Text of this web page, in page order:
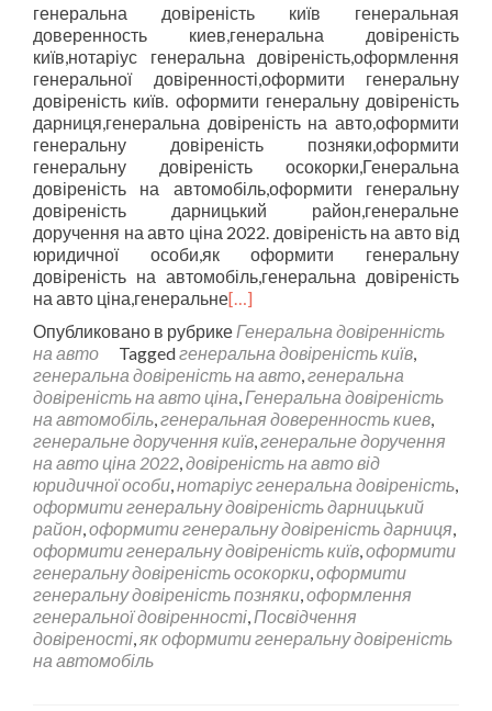
генеральна довіреність київ генеральная
доверенность киев,генеральна довіреність
київ,нотаріус генеральна довіреність,оформлення
генеральної довіренності,оформити генеральну
довіреність київ. оформити генеральну довіреність
дарниця,генеральна довіреність на авто,оформити
генеральну довіреність позняки,оформити
генеральну довіреність осокорки,Генеральна
довіреність на автомобіль,оформити генеральну
довіреність дарницький район,генеральне
доручення на авто ціна 2022. довіреність на авто від
юридичної особи,як оформити генеральну
довіреність на автомобіль,генеральна довіреність
на авто ціна,генеральне[…]
Опубликовано в рубрике Генеральна довіренність
на авто
Taggedгенеральна довіреність київ
генеральна довіреність на авто генеральна
довіреність на авто ціна Генеральна довіреність
на автомобіль генеральная доверенность киев
генеральне доручення київ генеральне доручення
на авто ціна 2022 довіреність на авто від
юридичної особи нотаріус генеральна довіреність
оформити генеральну довіреність дарницький
район оформити генеральну довіреність дарниця
оформити генеральну довіреність київ оформити
генеральну довіреність осокорки оформити
генеральну довіреність позняки оформлення
генеральної довіренності Посвідчення
довіреності як оформити генеральну довіреність
на автомобіль